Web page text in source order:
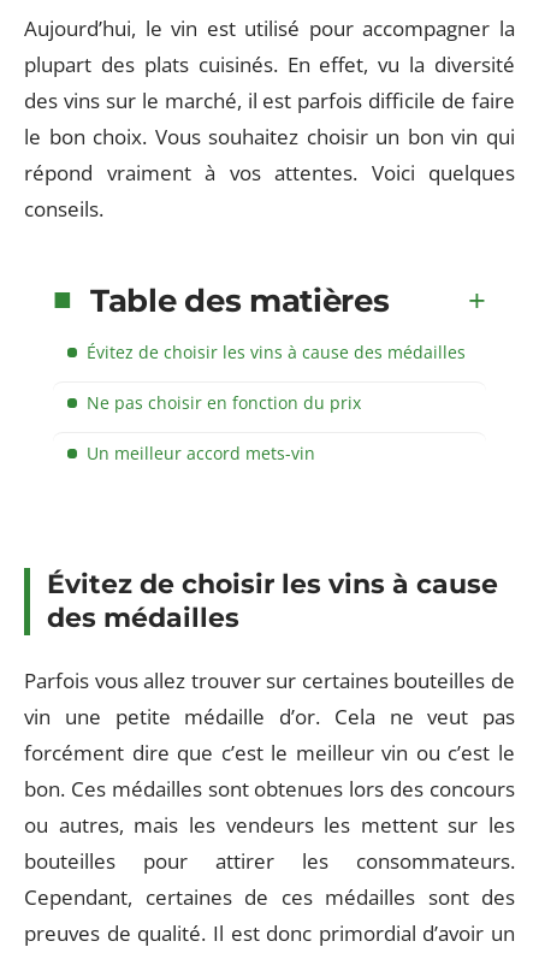
Aujourd’hui, le vin est utilisé pour accompagner la
plupart des plats cuisinés. En effet, vu la diversité
des vins sur le marché, il est parfois difficile de faire
le bon choix. Vous souhaitez choisir un bon vin qui
répond vraiment à vos attentes. Voici quelques
conseils.
Table des matières
Évitez de choisir les vins à cause des médailles
Ne pas choisir en fonction du prix
Un meilleur accord mets-vin
Évitez de choisir les vins à cause
des médailles
Parfois vous allez trouver sur certaines bouteilles de
vin une petite médaille d’or. Cela ne veut pas
forcément dire que c’est le meilleur vin ou c’est le
bon. Ces médailles sont obtenues lors des concours
ou autres, mais les vendeurs les mettent sur les
bouteilles pour attirer les consommateurs.
Cependant, certaines de ces médailles sont des
preuves de qualité. Il est donc primordial d’avoir un